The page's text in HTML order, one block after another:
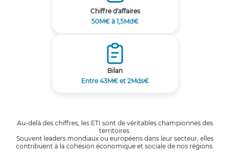
Chiffre d'affaires
50M€ à 1,5Md€
Bilan
Entre 43M€ et 2Mds€
Au-delà des chiffres, les ETI sont de véritables championnes des
territoires.
Souvent leaders mondiaux ou européens dans leur secteur, elles
contribuent à la cohésion économique et sociale de nos régions.